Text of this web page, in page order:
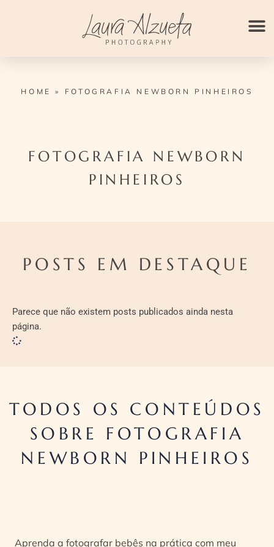
HOME » FOTOGRAFIA NEWBORN PINHEIROS
FOTOGRAFIA NEWBORN
PINHEIROS
POSTS EM DESTAQUE
Parece que não existem posts publicados ainda nesta
página.
TODOS OS CONTEÚDOS
SOBRE FOTOGRAFIA
NEWBORN PINHEIROS
Aprenda a fotografar bebês na prática com meu